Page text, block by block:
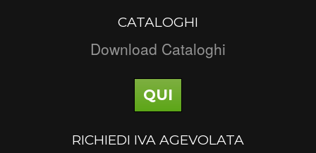
CATALOGHI
Download Cataloghi
QUI
RICHIEDI IVA AGEVOLATA